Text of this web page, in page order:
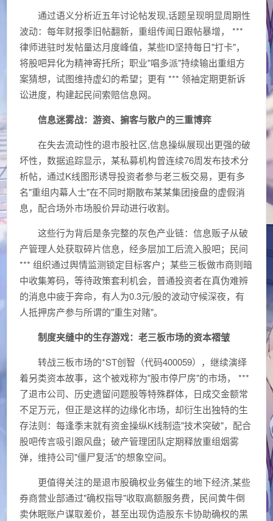
通过语义分析近五年讨论帖发现,话题呈现明显周期性
波动：每年财报季旧帖翻新，重组传闻日跟帖暴增， ***
律师进驻时发帖量达月度峰值，某些ID坚持每日"打卡"，
将股吧异化为精神寄托所；职业"唱多派"持续输出重组方
案猜想，试图维持虚幻的希望；更有 *** 领袖定期更新诉
讼进度，构建起民间索赔信息网。
信息迷雾战：游资、掮客与散户的三重博弈
在失去流动性的退市股社区,信息操纵展现出更强的破
坏性，数据追踪显示，某私募机构曾连续76周发布技术分
析帖，通过K线图形诱导投资者参与老三板交易，更有多
名"重组内幕人士"在不同时期散布某某集团接盘的虚假消
息，配合场外市场股价异动进行收割。
这些行为背后是条完整的灰色产业链：信息贩子从破
产管理人处获取碎片信息，经多层加工后流入股吧；民间
*** 组织通过舆情监测锁定目标客户；某些三板做市商则暗
中收集筹码，等待政策套利机会，普通投资者在真伪难辨
的消息中疲于奔命，有人为0.3元/股的波动守候深夜，有
人抵押房产参与所谓的"重生对赌"。
制度夹缝中的生存游戏：老三板市场的资本褶皱
转战三板市场的*ST创智（代码400059），继续演绎
着另类资本故事，这个被戏称为"股市停尸房"的市场， ***
了退市公司、历史遗留问题股等特殊群体，日成交金额常
不足万元，但正是这样的边缘化市场，却衍生出独特的生
存法则：每逢季末就有资金操纵K线制造"技术突破"，配合
股吧传言吸引跟风盘；破产管理团队定期释放重组烟雾
弹，维持公司"僵尸复活"的想象空间。
更值得关注的是退市股确权业务催生的地下经济,某些
券商营业部通过"确权指导"收取高额服务费，民间黄牛倒
卖休眠账户谋取差价，甚至出现伪造股东卡协助确权的黑